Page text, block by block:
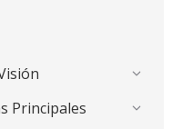
Principales